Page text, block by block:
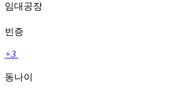
임대공장
빈증
+3
동나이